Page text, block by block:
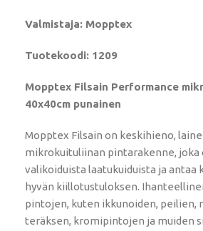
Valmistaja: Mopptex
Tuotekoodi: 1209
Mopptex Filsain Performance
40x40cm punainen
Mopptex Filsain on keskihieno,
mikrokuituliinan pintarakenne,
valikoiduista laatukuiduista ja antaa
hyvän kiillotustuloksen.
pintojen, kuten ikkunoiden, peilien,
teräksen, kromipintojen ja muiden